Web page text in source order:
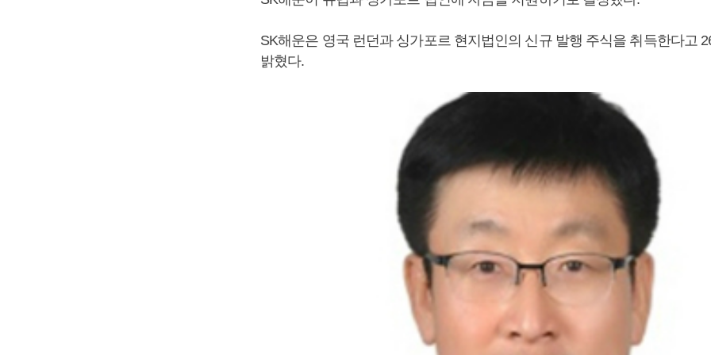
SK해운은 영국 런던과 싱가포르 현지법인의 신규 발행 주식을 취득한다고
밝혔다.